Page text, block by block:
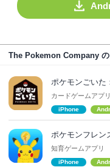
The Pokemon Company の
ポケモンごいた
カードゲームアプリ
iPhone
ポケモンフレン
知育ゲームアプリ
iPhone